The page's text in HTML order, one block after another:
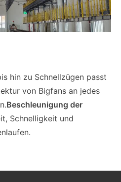
hin zu Schnellzügen passt
von Bigfans an jedes
Beschleunigung der
Schnelligkeit und